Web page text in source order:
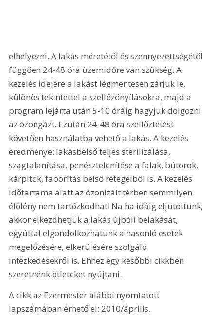
elhelyezni. A lakás méretétől és szennyezettségétől
függően 24-48 óra üzemidőre van szükség. A
kezelés idejére a lakást légmentesen zárjuk le,
különös tekintettel a szellőzőnyílásokra, majd a
program lejárta után 5-10 óráig hagyjuk dolgozni
az ózongázt. Ezután 24-48 óra szellőztetést
követően használatba vehető a lakás. A kezelés
eredménye: lakásbelső teljes sterilizálása,
szagtalanítása, penésztelenítése a falak, bútorok,
kárpitok, faborítás belső rétegeiből is. A kezelés
időtartama alatt az ózonizált térben semmilyen
élőlény nem tartózkodhat! Na ha idáig eljutottunk,
akkor elkezdhetjük a lakás újbóli belakását,
egyúttal elgondolkozhatunk a hasonló esetek
megelőzésére, elkerülésére szolgáló
intézkedésekről is. Ehhez egy későbbi cikkben
szeretnénk ötleteket nyújtani.
A cikk az Ezermester alábbi nyomtatott
lapszámában érhető el: 2010/április.